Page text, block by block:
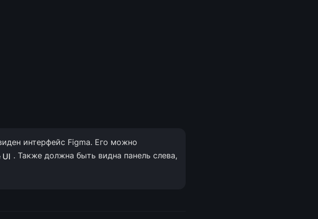
интерфейс Figma. Его можно
. Также должна быть видна панель слева,